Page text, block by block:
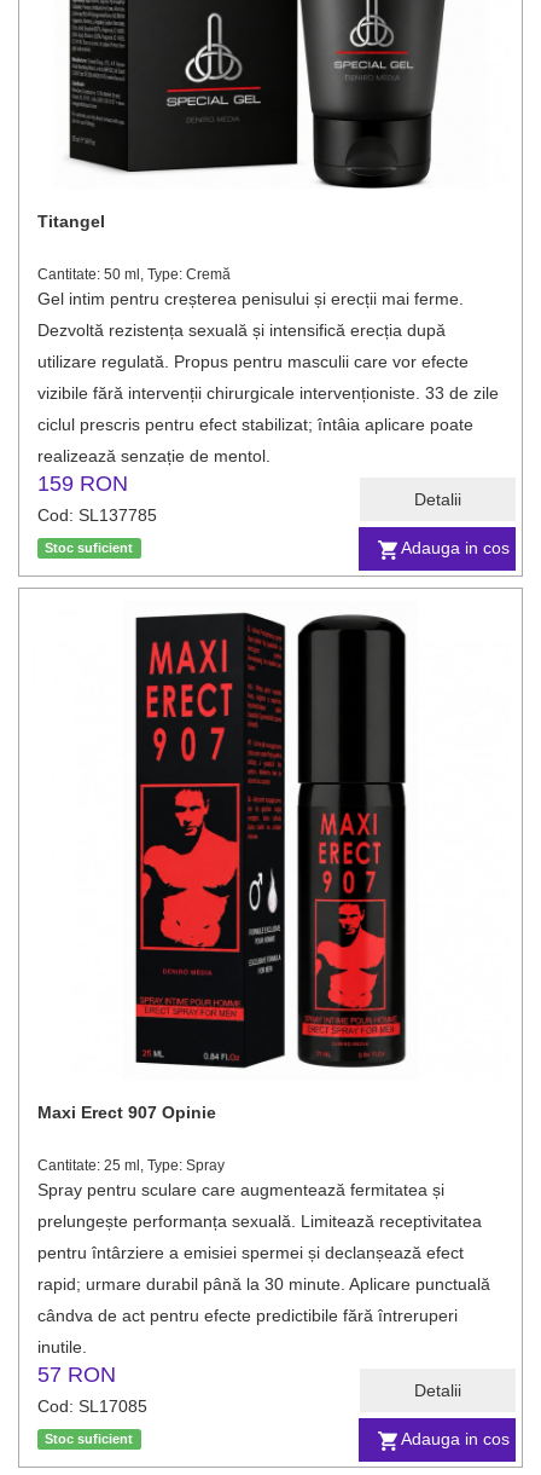
Adauga in cos
Detalii
Titangel
Cantitate: 50 ml, Type: Cremă
Gel intim pentru creșterea penisului și erecții mai ferme.
Dezvoltă rezistența sexuală și intensifică erecția după
utilizare regulată. Propus pentru masculii care vor efecte
vizibile fără intervenții chirurgicale intervenționiste. 33 de zile
ciclul prescris pentru efect stabilizat; întâia aplicare poate
realizează senzație de mentol.
159 RON
Cod: SL137785
Stoc suficient
Adauga in cos
Detalii
Maxi Erect 907 Opinie
Cantitate: 25 ml, Type: Spray
Spray pentru sculare care augmentează fermitatea și
prelungește performanța sexuală. Limitează receptivitatea
pentru întârziere a emisiei spermei și declanșează efect
rapid; urmare durabil până la 30 minute. Aplicare punctuală
cândva de act pentru efecte predictibile fără întreruperi
inutile.
57 RON
Cod: SL17085
Stoc suficient